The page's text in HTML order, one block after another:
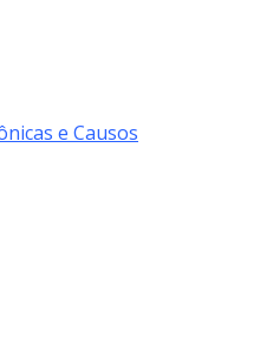
e Causos